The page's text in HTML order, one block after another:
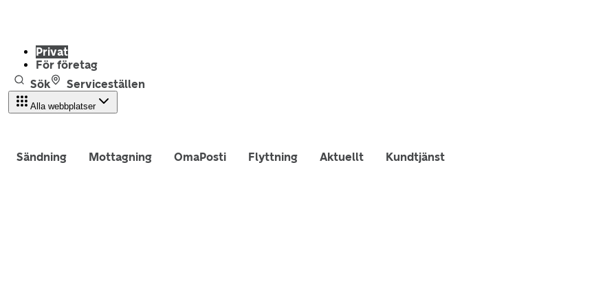
Privat
För företag
Sök
Serviceställen
Alla webbplatser
Sändning Mottagning OmaPosti Flyttning Aktuellt Kundtjänst